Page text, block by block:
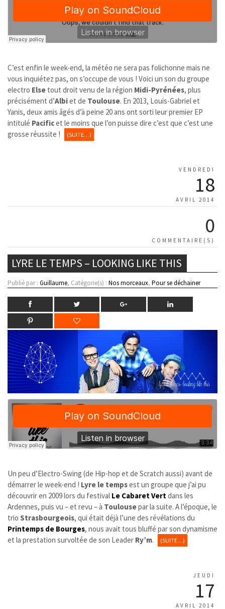
C’est enfin le week-end, la météo ne sera pas folichonne mais ne
vous inquiétez pas, on s’occupe de vous ! Voici un son du groupe
electro Else tout droit venu de la région Midi-Pyrénées, plus
précisément d’Albiet de Toulouse. En 2013, Louis-Gabriel et
Yanis, deux amis âgés d’à peine 20 ans ont sorti leur premier EP
intitulé Pacificet le moins que l’on puisse dire c’est que c’est une
grosse réussite !
(SUITE…)
VENDREDI
18
AVRIL 2014
0
COMMENTAIRE(S)
LYRE LE TEMPS – LOOKING LIKE THIS
Publié par : Guillaume, Catégorie(s) : Nos morceaux, Pour se déchainer
Un peu d’Electro-Swing (de Hip-hop et de Scratch aussi) avant de
démarrer le week-end ! Lyre le tempsest un groupe que j’ai pu
découvrir en 2009 lors du festival Le Cabaret Vertdans les
Ardennes, puis vu – et revu – à Toulousepar la suite. A l’époque, le
trio Strasbourgeois, qui était déjà l’une des révélations du
Printemps de Bourges, nous avait tous bluffé par son dynamisme
et la prestation survoltée de son Leader Ry’m. (SUITE…)
JEUDI
17
AVRIL 2014